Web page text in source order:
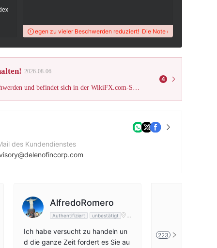
wird wegen zu vieler Beschwerden reduziert! Die Note dieses Brokers wird
2026-08-06
Überprüft von WikiFX Wolke System: Der Kaufmann hat viele Beschwerden und befindet sich in der WikiFX.com-Schwarze Liste. Bitte beachten Sie das Risiko!
4
des Kundendienstes
delenofincorpifc.com
AlfredoRomero
Authentifiziert unbestätigt
Ar
e
ini
Ich habe versucht zu handeln un
d die ganze Zeit fordert es Sie au
Delenoifc ist mit
223